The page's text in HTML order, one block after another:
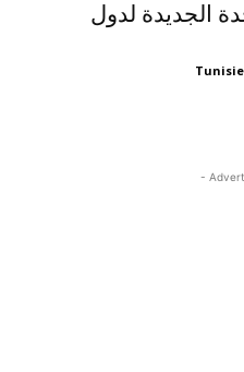
الجديدة لدول
-